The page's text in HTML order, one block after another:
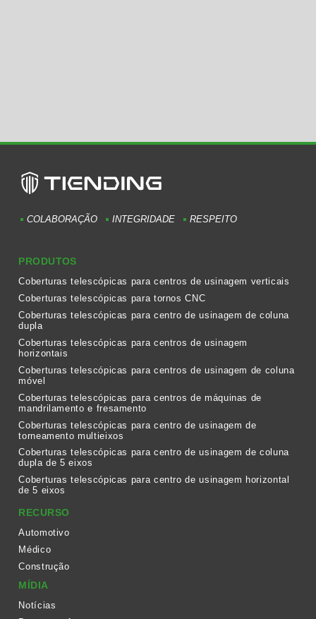
COLABORAÇÃO INTEGRIDADE RESPEITO
PRODUTOS
Coberturas telescópicas para centros de usinagem verticais
Coberturas telescópicas para tornos CNC
Coberturas telescópicas para centro de usinagem de coluna
dupla
Coberturas telescópicas para centros de usinagem
horizontais
Coberturas telescópicas para centros de usinagem de coluna
móvel
Coberturas telescópicas para centros de máquinas de
mandrilamento e fresamento
Coberturas telescópicas para centro de usinagem de
torneamento multieixos
Coberturas telescópicas para centro de usinagem de coluna
dupla de 5 eixos
Coberturas telescópicas para centro de usinagem horizontal
de 5 eixos
RECURSO
Automotivo
Médico
Construção
MÍDIA
Notícias